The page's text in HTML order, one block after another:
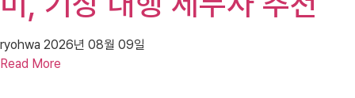
ryohwa 2026년 08월 09일
Read More